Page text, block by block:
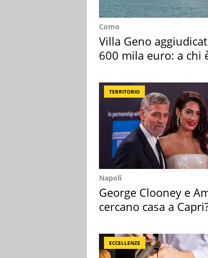
Como
Villa Geno
600 mila euro: a chi
TERRITORIO
Napoli
George Clooney e
cercano casa a
ECCELLENZE